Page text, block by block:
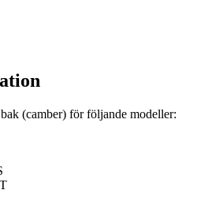
(camber) för följande modeller: